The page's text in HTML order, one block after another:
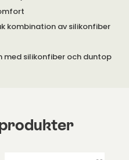
annat tyg/färg finns de
att kontakta oss
serien.
kombination av silikonfiber
med silikonfiber och duntop